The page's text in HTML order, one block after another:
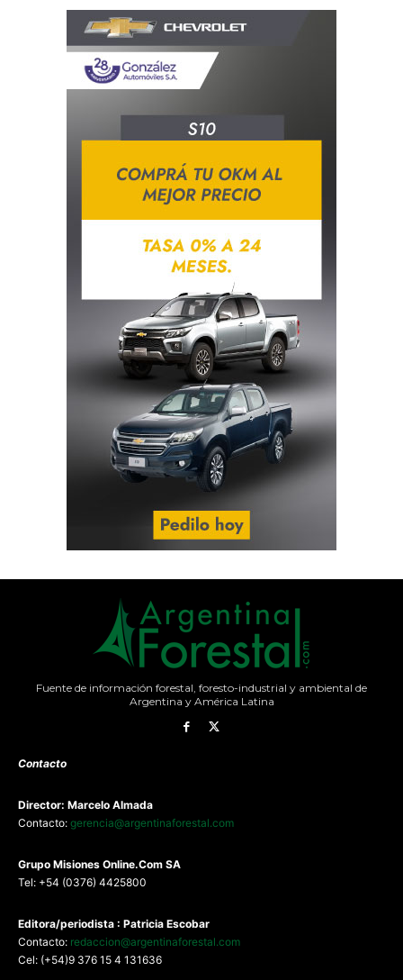
Fuente de información forestal, foresto-industrial y ambiental de
Argentina y América Latina
Contacto
Director: Marcelo Almada
Contacto: gerencia@argentinaforestal.com
Grupo Misiones Online.Com SA
Tel: +54 (0376) 4425800
Editora/periodista : Patricia Escobar
Contacto: redaccion@argentinaforestal.com
Cel: (+54)9 376 15 4 131636